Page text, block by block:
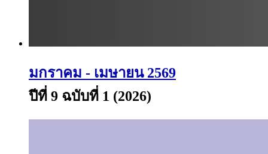
มกราคม - เมษายน 2569
ปีที่ 9 ฉบับที่ 1 (2026)